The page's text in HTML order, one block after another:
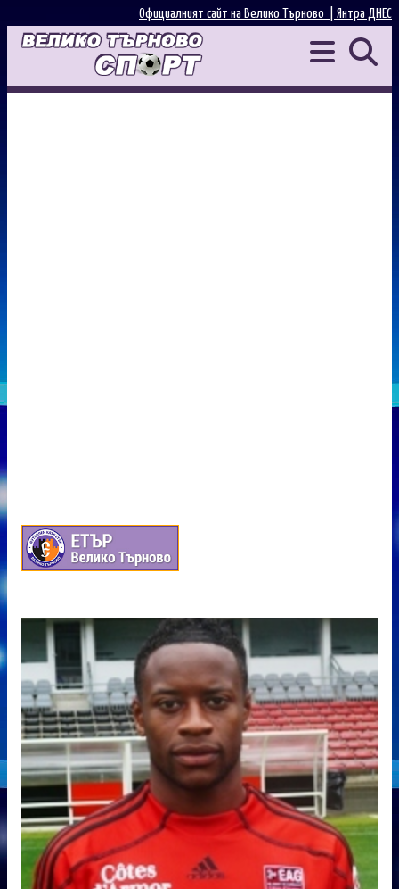
Янтра ДНЕС
Официалният сайт на Велико Търново |